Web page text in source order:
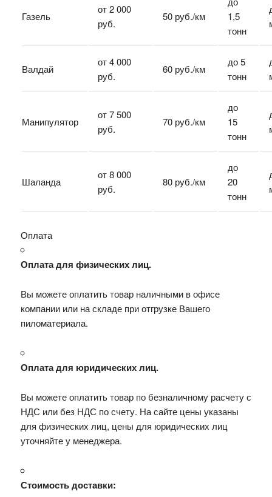
Газель
от 2 000
руб.
50 руб./км
1,5
тонн
Валдай
от 4 000
руб.
60 руб./км
до 5
тонн
Манипулятор
от 7 500
руб.
70 руб./км
до
15
тонн
Шаланда
от 8 000
руб.
80 руб./км
до
20
тонн
Оплата
Оплата для физических лиц.
Вы можете оплатить товар наличными в офисе
компании или на складе при отгрузке Вашего
пиломатериала.
Оплата для юридических лиц.
Вы можете оплатить товар по безналичному расчету с
НДС или без НДС по счету. На сайте цены указаны
для физических лиц, цены для юридических лиц
уточняйте у менеджера.
Стоимость доставки: